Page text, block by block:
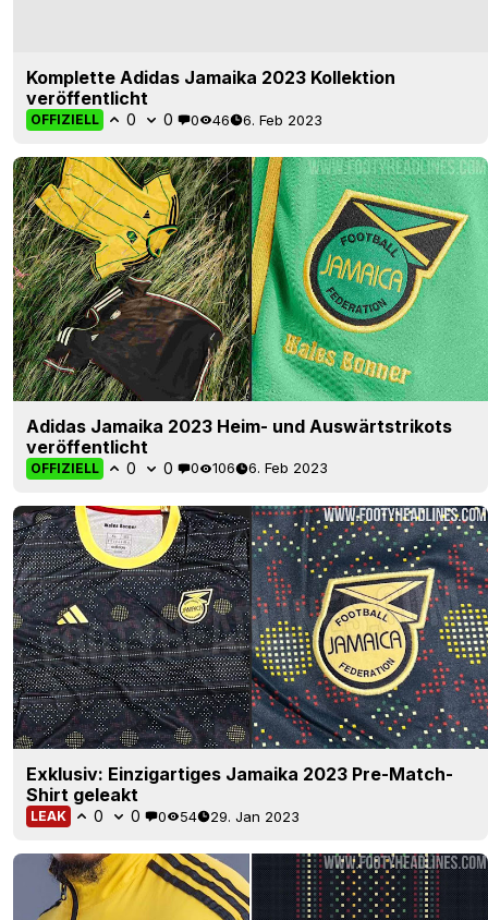
Komplette Adidas Jamaika 2023 Kollektion
veröffentlicht
OFFIZIELL 0 0 0 46 6. Feb 2023
Adidas Jamaika 2023 Heim- und Auswärtstrikots
veröffentlicht
OFFIZIELL 0 0 0 106 6. Feb 2023
Exklusiv: Einzigartiges Jamaika 2023 Pre-Match-
Shirt geleakt
LEAK 0 0 0 54 29. Jan 2023